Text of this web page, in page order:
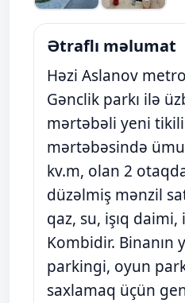
Ətraflı məlumat
Həzi Aslanov
Gənclik parkı ilə
mərtəbəli yeni tikili
mərtəbəsində
kv.m, olan 2
düzəlmiş mənzil
qaz, su, işıq
Kombidir. Binanın
parkingi, oyun
saxlamaq üçün